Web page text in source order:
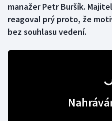
Florbal
Futsal
manažer Petr Buršík.
reagoval prý proto, že
bez souhlasu vedení.